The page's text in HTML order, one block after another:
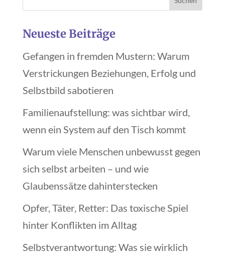
Neueste Beiträge
Gefangen in fremden Mustern: Warum
Verstrickungen Beziehungen, Erfolg und
Selbstbild sabotieren
Familienaufstellung: was sichtbar wird,
wenn ein System auf den Tisch kommt
Warum viele Menschen unbewusst gegen
sich selbst arbeiten – und wie
Glaubenssätze dahinterstecken
Opfer, Täter, Retter: Das toxische Spiel
hinter Konflikten im Alltag
Selbstverantwortung: Was sie wirklich